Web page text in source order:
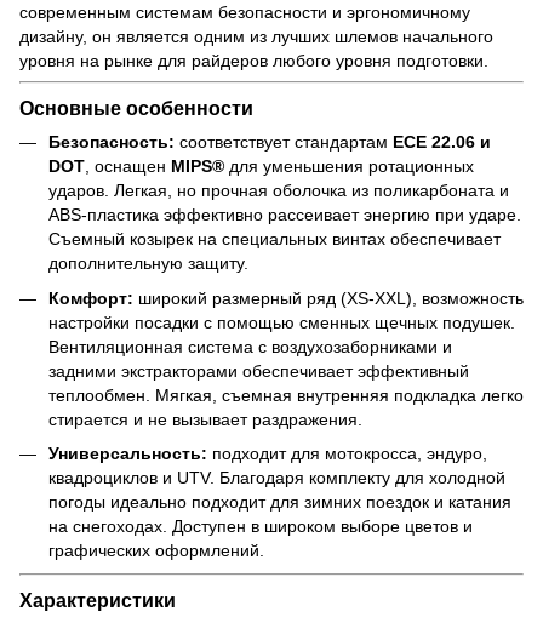
современным системам безопасности и эргономичному
дизайну, он является одним из лучших шлемов начального
уровня на рынке для райдеров любого уровня подготовки.
Основные особенности
Безопасность: соответствует стандартам ECE 22.06 и
DOT, оснащен MIPS® для уменьшения ротационных
ударов. Легкая, но прочная оболочка из поликарбоната и
ABS-пластика эффективно рассеивает энергию при ударе.
Съемный козырек на специальных винтах обеспечивает
дополнительную защиту.
Комфорт: широкий размерный ряд (XS-XXL), возможность
настройки посадки с помощью сменных щечных подушек.
Вентиляционная система с воздухозаборниками и
задними экстракторами обеспечивает эффективный
теплообмен. Мягкая, съемная внутренняя подкладка легко
стирается и не вызывает раздражения.
Универсальность: подходит для мотокросса, эндуро,
квадроциклов и UTV. Благодаря комплекту для холодной
погоды идеально подходит для зимних поездок и катания
на снегоходах. Доступен в широком выборе цветов и
графических оформлений.
Характеристики